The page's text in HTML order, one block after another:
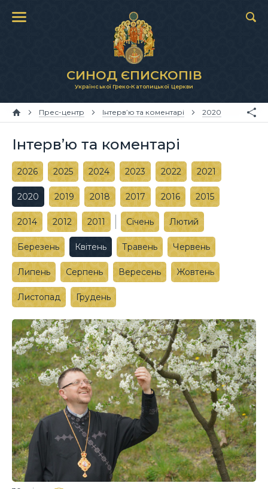
СИНОД ЄПИСКОПІВ
Української Греко-Католицької Церкви
Прес-центр Інтерв’ю та коментарі 2020
Інтерв’ю та коментарі
2026 2025 2024 2023 2022 2021
2020 2019 2018 2017 2016 2015
2014 2012 2011 Січень Лютий
Березень Квітень Травень Червень
Липень Серпень Вересень Жовтень
Листопад Грудень